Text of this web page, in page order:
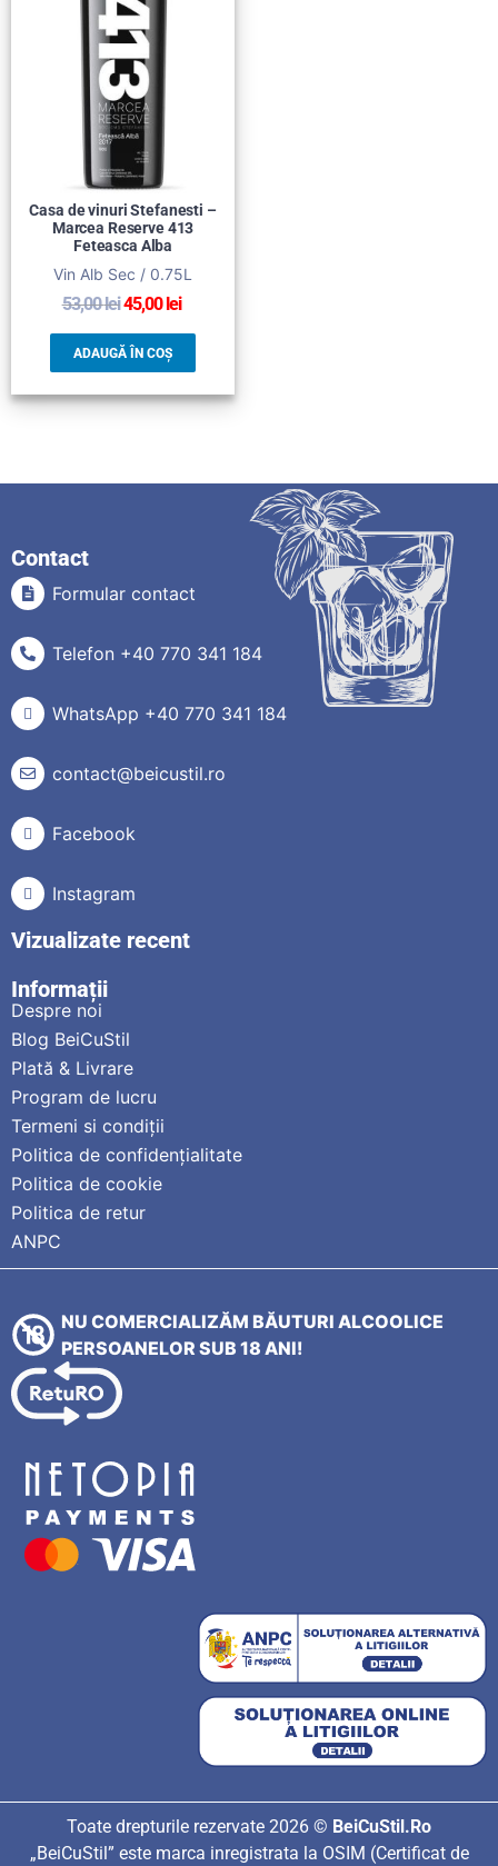
Casa de vinuri Stefanesti –
Marcea Reserve 413
Feteasca Alba
Vin Alb Sec / 0.75L
53,00lei45,00lei
ADAUGĂ ÎN COȘ
Contact
Formular contact
Telefon +40 770 341 184
WhatsApp +40 770 341 184
contact@beicustil.ro
Facebook
Instagram
Vizualizate recent
Informații
Despre noi
Blog BeiCuStil
Plată & Livrare
Program de lucru
Termeni si condiții
Politica de confidențialitate
Politica de cookie
Politica de retur
ANPC
NU COMERCIALIZĂM BĂUTURI ALCOOLICE
PERSOANELOR SUB 18 ANI!
Toate drepturile rezervate 2026 © BeiCuStil.Ro
„BeiCuStil” este marca inregistrata la OSIM (Certificat de